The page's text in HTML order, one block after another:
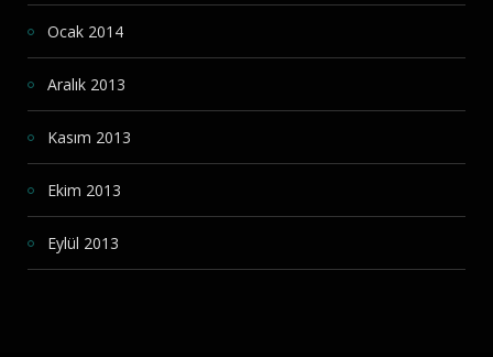
Ocak 2014
Aralık 2013
Kasım 2013
Ekim 2013
Eylül 2013